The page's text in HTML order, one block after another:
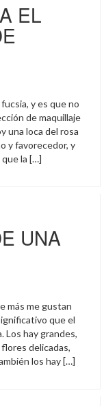
EL
y es que no
de maquillaje
una loca del rosa
y favorecedor, y
la […]
UNA
más me gustan
que el
Los hay grandes,
delicadas,
los hay […]